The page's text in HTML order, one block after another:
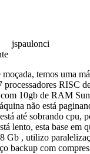
jspaulonci
moçada, temos uma
processadores RISC
10gb de RAM
não está
até sobrando cpu,
lento, esta base em
Gb , utilizo
backup com